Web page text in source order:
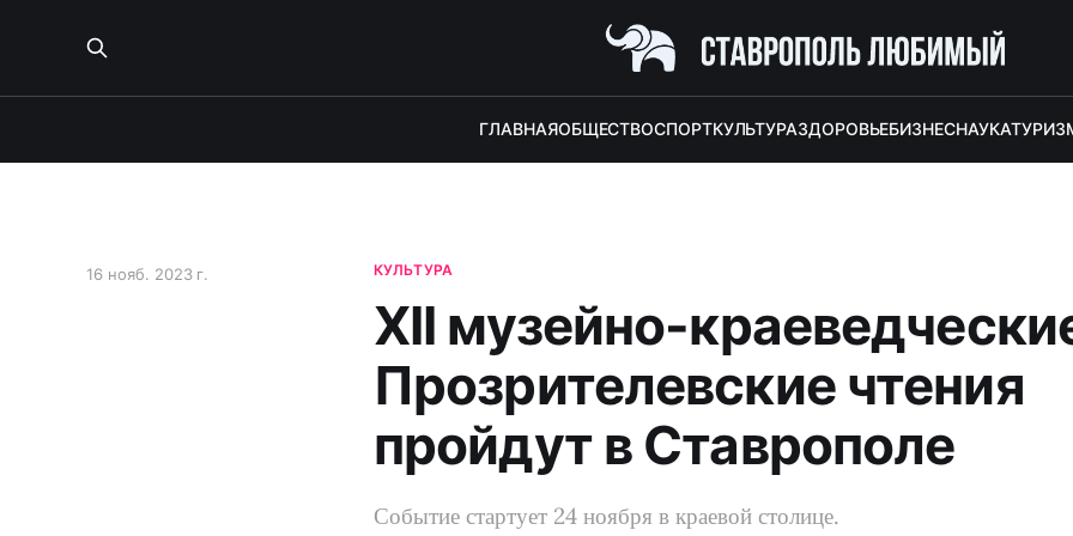
ГЛАВНАЯОБЩЕСТВОСПОРТКУЛЬТУРАЗДОРОВЬЕБИЗНЕСНАУКА
КУЛЬТУРА
XII музейно-
Прозрителевские чтения
пройдут в Ставрополе
16 нояб. 2023 г.
Событие стартует 24 ноября в краевой столице.